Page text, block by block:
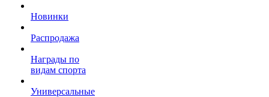
Новинки
Распродажа
Награды по
видам спорта
Универсальные